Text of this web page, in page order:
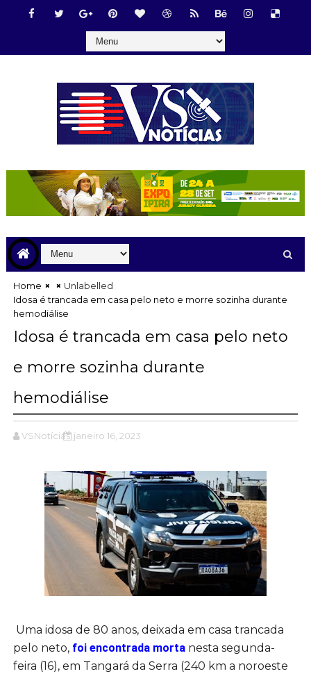
Home
Unlabelled
Idosa é trancada em casa pelo neto e morre sozinha durante
hemodiálise
Idosa é trancada em casa pelo neto
e morre sozinha durante
hemodiálise
VSNotícias janeiro 16, 2023
Uma idosa de 80 anos, deixada em casa trancada
pelo neto, foi encontrada morta nesta segunda-
feira (16), em Tangará da Serra (240 km a noroeste